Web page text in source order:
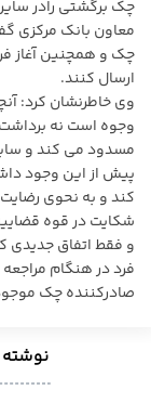
چک برگشتی رادر
معاون بانک مرکزی
چک و همچنین آغاز
ارسال کنند.
وی خاطرنشان کرد:
وجوه است نه برداشت
مسدود می کند و
پیش از این وجود
کند و به نحوی رضایت
شکایت در قوه
و فقط اتفاق جدیدی
فرد در هنگام
صادرکننده چک